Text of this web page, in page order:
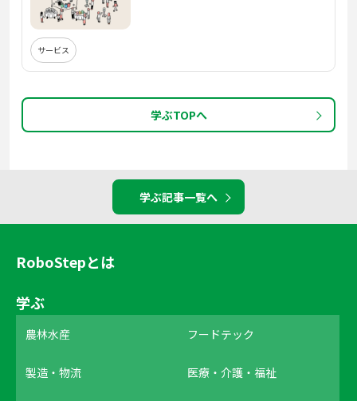
サービス
学ぶTOPへ
学ぶ記事一覧へ
RoboStepとは
学ぶ
農林水産 フードテック
製造・物流 医療・介護・福祉